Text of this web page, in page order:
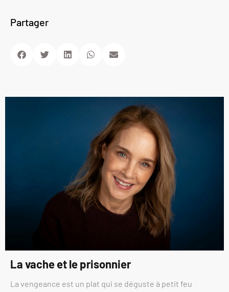
Partager
La vache et le prisonnier
La vengeance est un plat qui se déguste à petit feu